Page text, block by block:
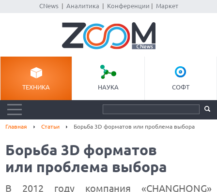
CNews| Аналитика Конференции Маркет
ТЕХНИКА НАУКА СОФТ
Главная Статьи Борьба 3D форматов или проблема выбора
Борьба 3D форматов
или проблема выбора
В 2012 году компания «CHANGHONG»